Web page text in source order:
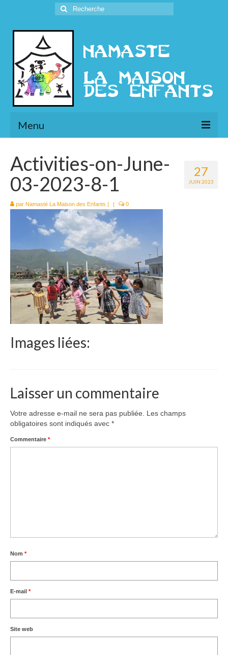
Rechercher
:
Menu
Présentation
l’Ethique
Historique
Le Népal
Documents
Parrainages
Missions 2023
Actualités
Nous contacter
27
JUIN 2023
Activities-on-June-
03-2023-8-1
par Namasté La Maison des Enfants | | 0
Images liées:
Laisser un commentaire
Votre adresse e-mail ne sera pas publiée.
Les champs
obligatoires sont indiqués avec *
Commentaire *
Nom *
E-mail *
Site web